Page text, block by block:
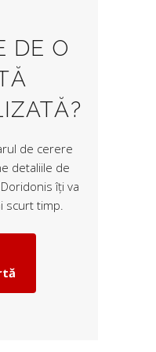
DE O
de cerere
detaliile de
îți va
scurt timp.